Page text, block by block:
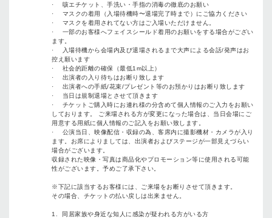
· 咳エチケット、手洗い・手指の消毒の徹底のお願い
· マスクの着用（入場待機時〜退場完了時まで）にご協力ください
· マスクを着用されてない方はご入場いただけません。
· 一部のお客様へフェイスシールド着用のお願いをする場合がござい
ます。
· 入場待機から会場内及び退場されるまで大声による会話/発声はお
控え願います
· 社会的距離の確保（最低1m以上）
· 出演者の入り待ちはお断り致します
· 出演者への手紙/花束/プレゼント等のお預かりはお断り致します
· 当日は規制退場とさせて頂きます
· チケットご購入時にお連れ様の分含めて個人情報のご入力をお願い
しております。 ご来場される方が変更になった場合は、当日会場にご
用意する用紙に個人情報のご記入をお願い致します。
· 公演当日、映像配信・収録の為、客席内に撮影機材・カメラが入り
ます。お席によりましては、出演者およびステージが一部見えづらい
場合がございます。
収録された映像・写真は商品化やプロモーション等に使用される可能
性がございます。予めご了承下さい。
※下記に該当するお客様には、ご来場をお断りさせて頂きます。
その場合、チケットの払い戻しは出来ません。
1. 同居家族や身近な知人に感染が疑われる方がいる方